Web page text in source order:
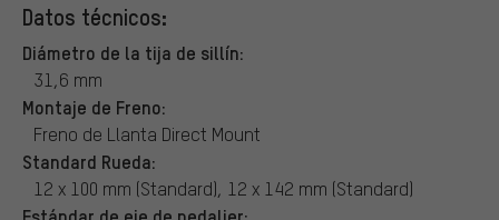
Datos técnicos:
Diámetro de la tija de sillín:
31,6 mm
Montaje de Freno:
Freno de Llanta Direct Mount
Standard Rueda:
12 x 100 mm (Standard), 12 x 142 mm (Standard)